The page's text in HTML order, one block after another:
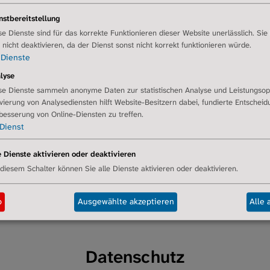
werden nicht ohne deren Einverständnis
gemacht. Der Verein handelt gemäß dem
und deren Nebenwirkungen gesprochen wird, werden
die Präsentation von Produkten oder Dienstleistungen
Unternehmen zu achten und möglichst die ganze
Veranstaltungen wird transparent gemacht.
Referierende
von Referierenden wird darauf geachtet, dass die
ist auf Ausgewogenheit bei der Auswahl der
Unternehmens präsentiert werden, sondern ggf. auch
Datenschutz
Dienste sind für das korrekte Funktionieren dieser Website unerlässlich. Sie
nicht deaktivieren, da der Dienst sonst nicht korrekt funktionieren würde.
Dienste
Dienste sammeln anonyme Daten zur statistischen Analyse und
von Analysediensten hilft Website-Besitzern dabei, fundierte
von Online-Diensten zu treffen.
Dienst
Dienste aktivieren oder deaktivieren
Schalter können Sie alle Dienste aktivieren oder deaktivieren.
Ausgewählte akzeptieren Alle